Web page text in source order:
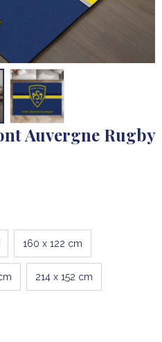
Auvergne Rugby
160 x 122 cm
214 x 152 cm